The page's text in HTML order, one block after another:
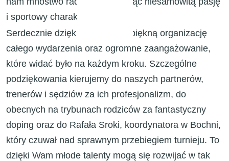
i sportowy charakter
Serdecznie dziękujemy za tak piękną organizację
całego wydarzenia oraz ogromne zaangażowanie,
które widać było na każdym kroku. Szczególne
podziękowania kierujemy do naszych partnerów,
trenerów i sędziów za ich profesjonalizm, do
obecnych na trybunach rodziców za fantastyczny
doping oraz do Rafała Sroki, koordynatora w Bochni,
który czuwał nad sprawnym przebiegiem turnieju. To
dzięki Wam młode talenty mogą się rozwijać w tak